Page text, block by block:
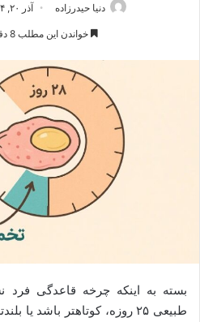
دنیا حیدرزاده آذر ۲۰, ۱۴۰۴
خواندن این مطلب 8 دقیقه زمان میبرد
بسته به اینکه چرخه قاعدگی
طبیعی ۲۵ روزه، کوتاهتر باشد یا بلندتر، زمان تخمک گذاری در